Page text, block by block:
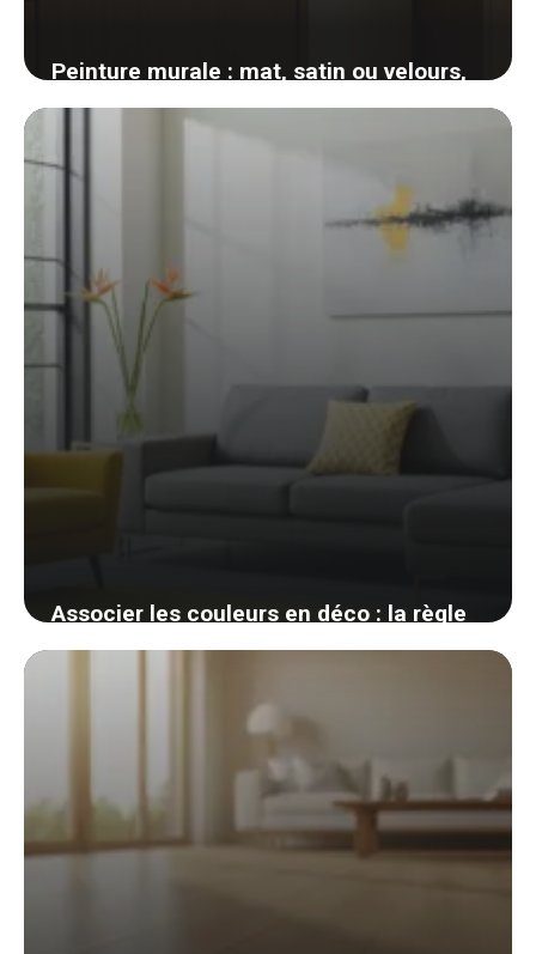
Peinture murale : mat, satin ou velours,
comment choisir la bonne finition pièce
Associer les couleurs en déco : la règle
des 60-30-10 et le cercle chromatique